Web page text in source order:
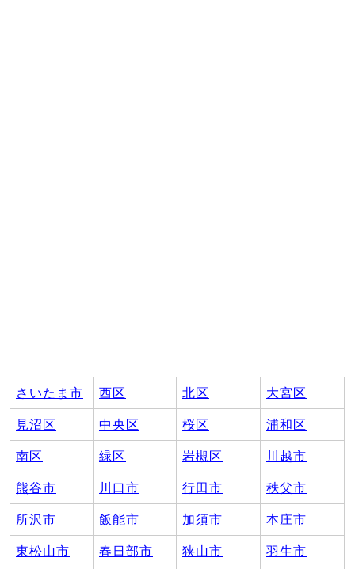
さいたま市 西区 北区 大宮区
見沼区 中央区 桜区 浦和区
南区 緑区 岩槻区 川越市
熊谷市 川口市 行田市 秩父市
所沢市 飯能市 加須市 本庄市
東松山市 春日部市 狭山市 羽生市